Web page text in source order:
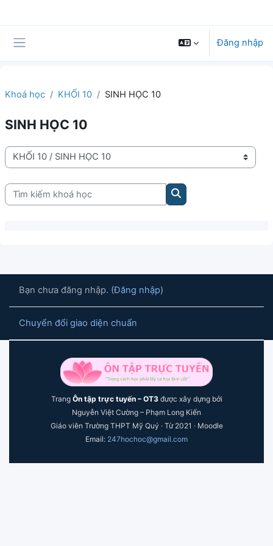
Đăng nhập
Khoá học KHỐI 10 SINH HỌC 10
SINH HỌC 10
Danh mục khoá học
Tìm kiếm khoá học
Tìm kiếm khoá học
Bạn chưa đăng nhập. (Đăng nhập)
Chuyển đổi giao diện chuẩn
Trang Ôn tập trực tuyến – OT3được xây dựng bởi
Nguyễn Việt Cường – Phạm Long Kiến
Giáo viên Trường THPT Mỹ Quý · Từ 2021 · Moodle
Email: 247hochoc@gmail.com